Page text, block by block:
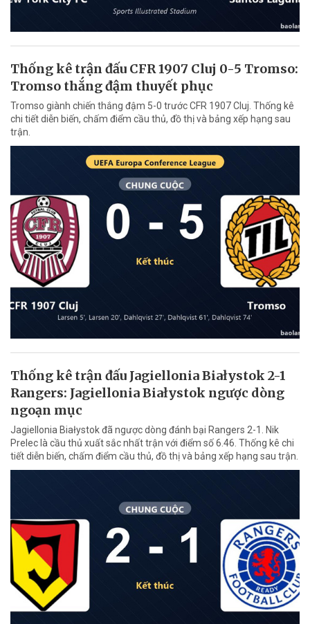
Thống kê trận đấu CFR 1907 Cluj 0-5 Tromso:
Tromso thắng đậm thuyết phục
Tromso giành chiến thắng đậm 5-0 trước CFR 1907 Cluj. Thống kê
chi tiết diễn biến, chấm điểm cầu thủ, đồ thị và bảng xếp hạng sau
trận.
Thống kê trận đấu Jagiellonia Białystok 2-1
Rangers: Jagiellonia Białystok ngược dòng
ngoạn mục
Jagiellonia Białystok đã ngược dòng đánh bại Rangers 2-1. Nik
Prelec là cầu thủ xuất sắc nhất trận với điểm số 6.46. Thống kê chi
tiết diễn biến, chấm điểm cầu thủ, đồ thị và bảng xếp hạng sau trận.